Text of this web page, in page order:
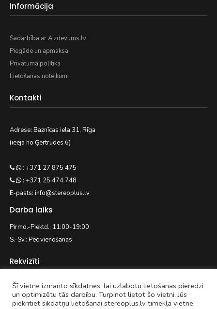
Informācija
Sadarbība ar Aizdevums.lv
Piegāde un apmaksa
Privātuma politika
Lietošanas noteikumi
Kontakti
Adrese: Baznīcas iela 31, Rīga
(ieeja no Ģertrūdes 6)
: +371 27 875 475
: +371 25 474 748
E-pasts: info@stereoplus.lv
Darba laiks
Pirmd.-Piektd.: 11:00-19:00
S.-Sv.: Pēc vienošanās
Rekvizīti
EASYWAY.LV SIA
Reģ. nr. 42103092938
Šī vietne izmanto sīkdatnes, lai uzlabotu lietošanas pieredzi
un optimizētu tās darbību. Turpinot lietot šo vietni, Jūs
piekrītiet sīkdatņu lietošanai stereoplus.lv tīmekļa vietnē